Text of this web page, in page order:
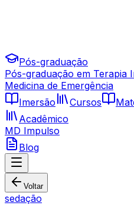
Pós-graduação
Pós-graduação em Terapia
Medicina de Emergência
Imersão
Cursos
Acadêmico
MD Impulso
Blog
Voltar
sedação